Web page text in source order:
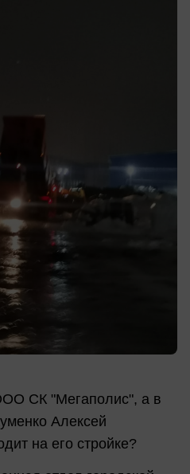
СК "Мегаполис", а в
Алексей
на его стройке?